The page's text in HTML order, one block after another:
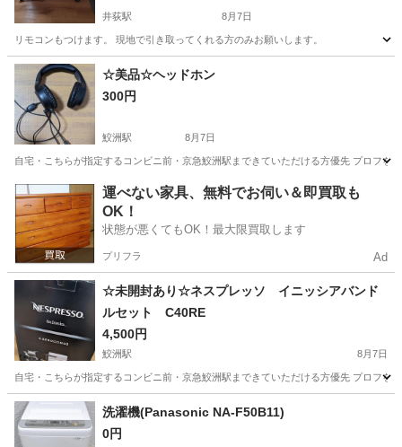
井荻駅 8月7日
リモコンもつけます。 現地で引き取ってくれる方のみお願いします。
東京 杉並区 井荻駅 テレビ
☆美品☆ヘッドホン
300円
鮫洲駅 8月7日
自宅・こちらが指定するコンビニ前・京急鮫洲駅まできていただける方優先 プロフ
東京 品川区 鮫洲駅 オーディオ ヘッドホン
運べない家具、無料でお伺い＆即買取も
OK！
状態が悪くてもOK！最大限買取します
プリフラ Ad
☆未開封あり☆ネスプレッソ イニッシアバンド
ルセット C40RE
4,500円
鮫洲駅 8月7日
自宅・こちらが指定するコンビニ前・京急鮫洲駅まできていただける方優先 プロフ
東京 品川区 鮫洲駅
洗濯機(Panasonic NA-F50B11)
0円